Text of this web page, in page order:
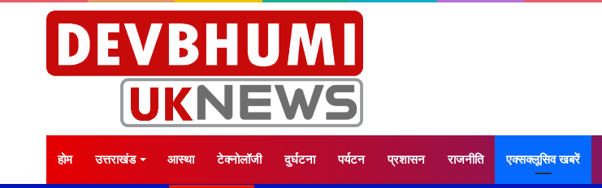
होम उत्तराखंड आस्था टेक्नोलॉजी दुर्घटना पर्यटन प्रशासन राजनीति एक्सक्लूसिव खबरें